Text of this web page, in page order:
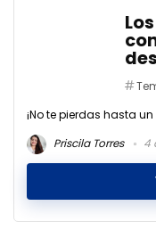
¡No te pierdas hasta
Priscila Torres
4